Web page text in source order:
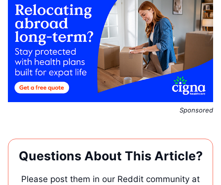
Sponsored
Questions About This Article?
Please post them in our Reddit community at